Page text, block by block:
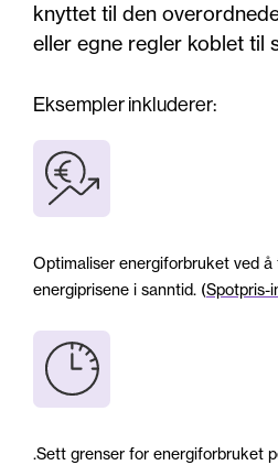
knyttet til den
eller egne regler koblet til
Eksempler inkluderer:
Optimaliser energiforbruket ved
energiprisene i sanntid. (Spotpris-
.Sett grenser for energiforbruket